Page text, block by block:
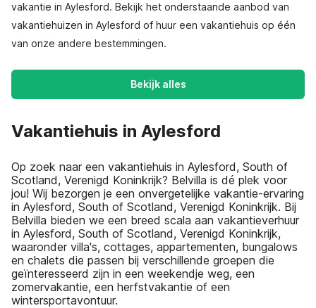
vakantie in Aylesford. Bekijk het onderstaande aanbod van
vakantiehuizen in Aylesford of huur een vakantiehuis op één
van onze andere bestemmingen.
Bekijk alles
Vakantiehuis in Aylesford
Op zoek naar een vakantiehuis in Aylesford, South of
Scotland, Verenigd Koninkrijk? Belvilla is dé plek voor
jou! Wij bezorgen je een onvergetelijke vakantie-ervaring
in Aylesford, South of Scotland, Verenigd Koninkrijk. Bij
Belvilla bieden we een breed scala aan vakantieverhuur
in Aylesford, South of Scotland, Verenigd Koninkrijk,
waaronder villa's, cottages, appartementen, bungalows
en chalets die passen bij verschillende groepen die
geïnteresseerd zijn in een weekendje weg, een
zomervakantie, een herfstvakantie of een
wintersportavontuur.